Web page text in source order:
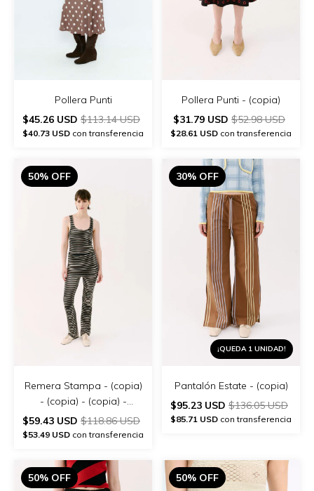
Pollera Punti
$45.26 USD $113.14 USD
$40.73 USD con transferencia
Pollera Punti - (copia)
$31.79 USD $52.98 USD
$28.61 USD con transferencia
50% OFF
Remera Stampa - (copia)
- (copia) - (copia) -
(copia) - (copia) - (copia)
$59.43 USD $118.86 USD
$53.49 USD con transferencia
30% OFF
¡QUEDA 1 UNIDAD!
Pantalón Estate - (copia)
$95.23 USD $136.05 USD
$85.71 USD con transferencia
50% OFF 50% OFF